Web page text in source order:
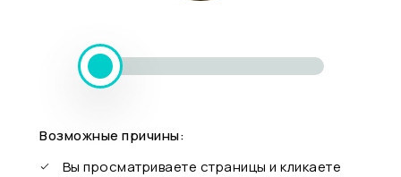
Возможные причины:
Вы просматриваете страницы и кликаете